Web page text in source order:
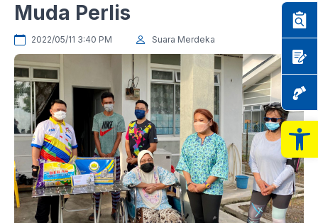
Muda Perlis
2022/05/11 3:40 PM Suara Merdeka